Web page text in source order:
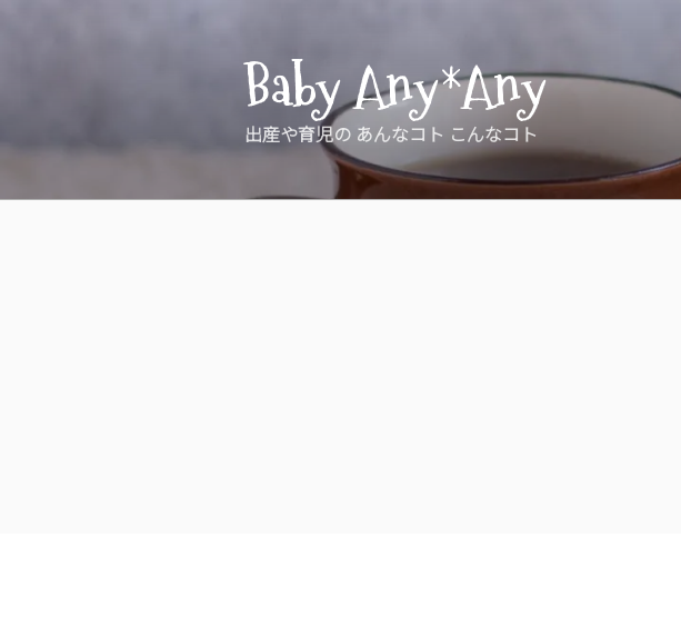
へ
キ
Baby Any*Any
出産や育児の あんなコト こんなコト